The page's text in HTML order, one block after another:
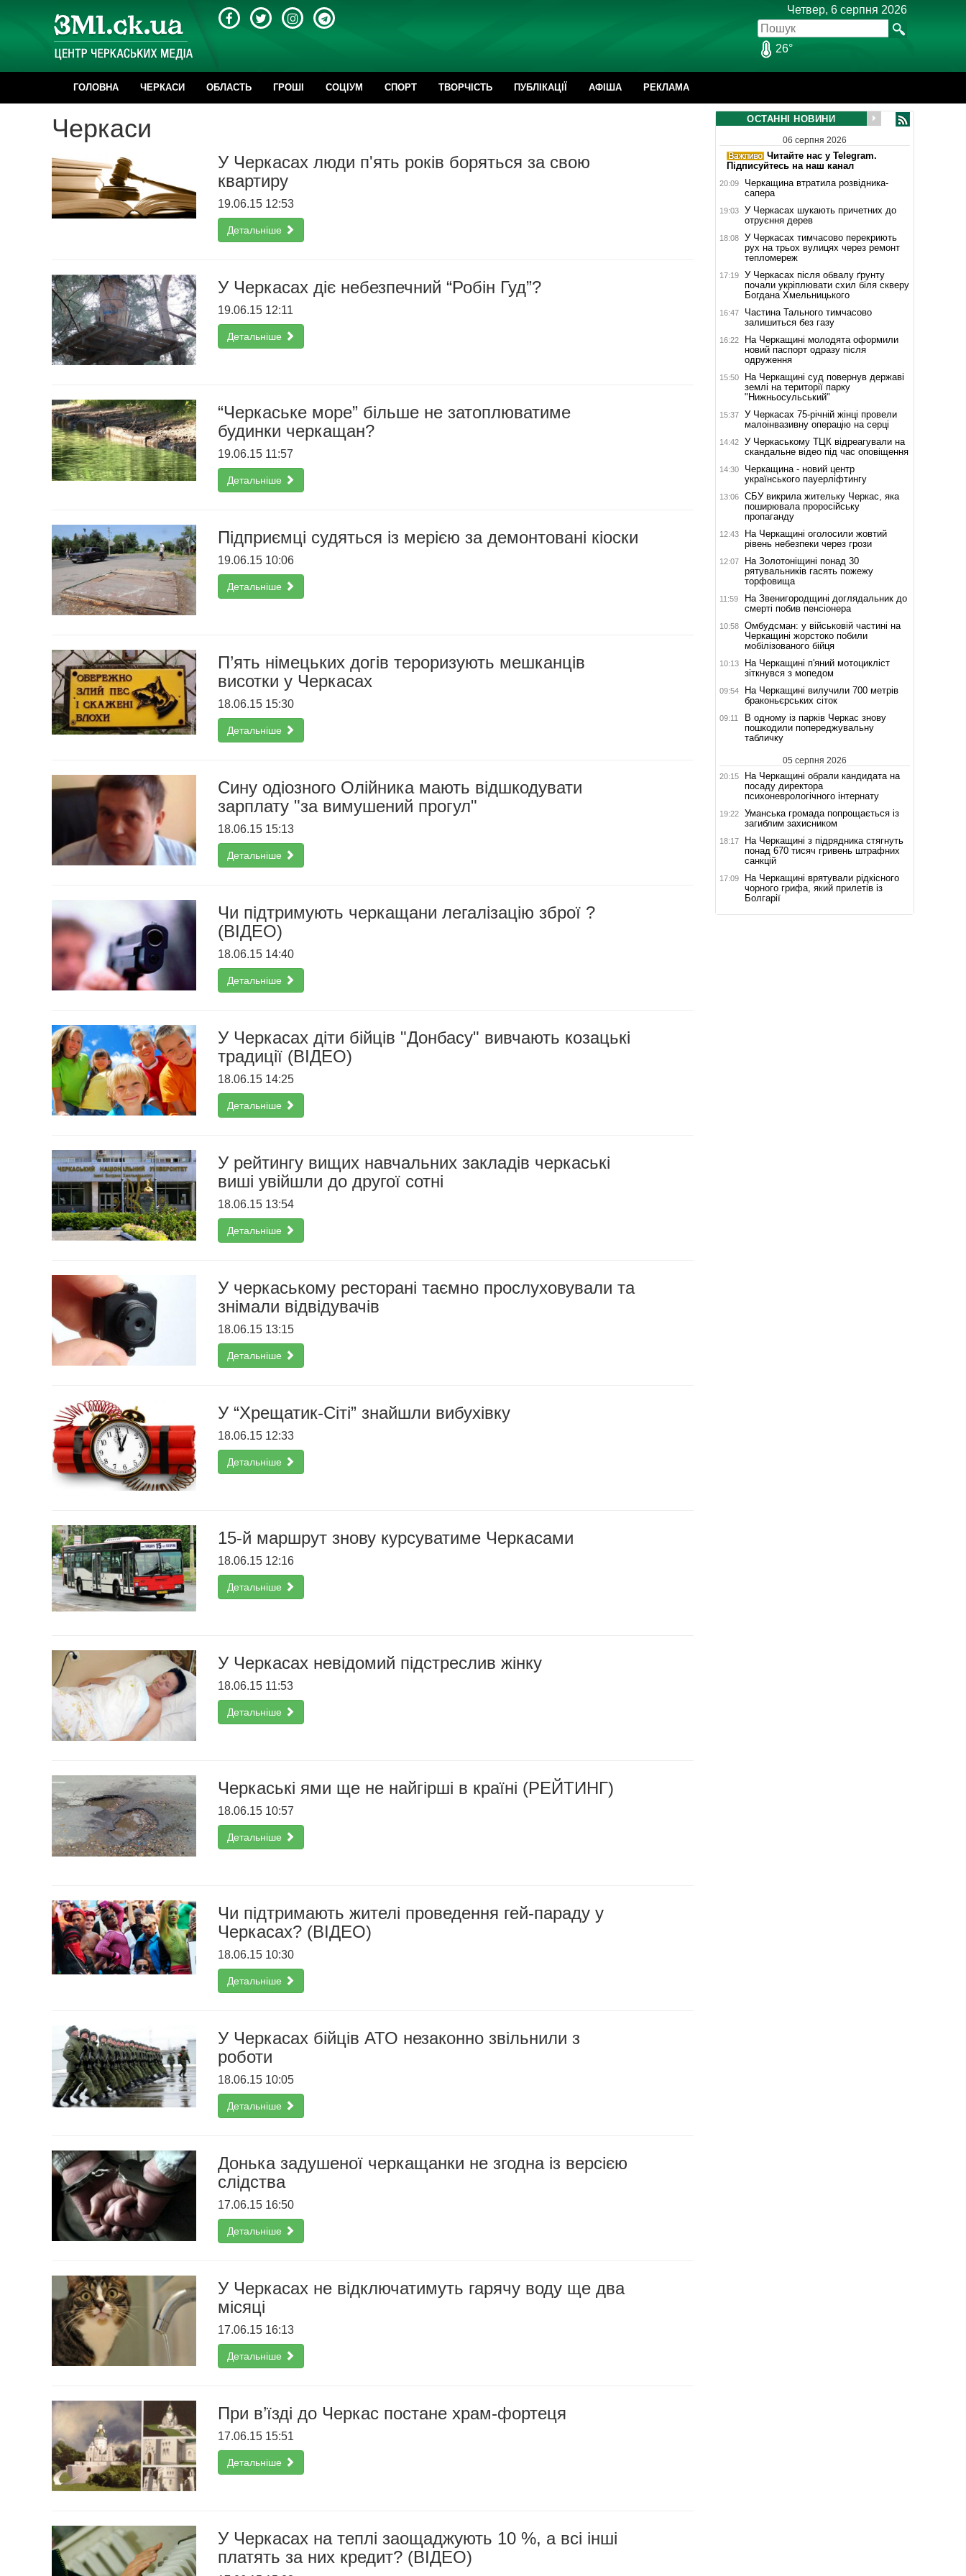
Четвер, 6 серпня 2026
26°
ГОЛОВНА ЧЕРКАСИ ОБЛАСТЬ ГРОШІ CОЦІУМ СПОРТ ТВОРЧІСТЬ ПУБЛІКАЦІЇ АФІША РЕКЛАМА
Черкаси
У Черкасах люди п'ять років боряться за свою
квартиру
19.06.15 12:53
Детальніше
У Черкасах діє небезпечний “Робін Гуд”?
19.06.15 12:11
Детальніше
“Черкаське море” більше не затоплюватиме
будинки черкащан?
19.06.15 11:57
Детальніше
Підприємці судяться із мерією за демонтовані кіоски
19.06.15 10:06
Детальніше
П’ять німецьких догів тероризують мешканців
висотки у Черкасах
18.06.15 15:30
Детальніше
Сину одіозного Олійника мають відшкодувати
зарплату "за вимушений прогул"
18.06.15 15:13
Детальніше
Чи підтримують черкащани легалізацію зброї ?
(ВІДЕО)
18.06.15 14:40
Детальніше
У Черкасах діти бійців "Донбасу" вивчають козацькі
традиції (ВІДЕО)
18.06.15 14:25
Детальніше
У рейтингу вищих навчальних закладів черкаські
виші увійшли до другої сотні
18.06.15 13:54
Детальніше
У черкаському ресторані таємно прослуховували та
знімали відвідувачів
18.06.15 13:15
Детальніше
У “Хрещатик-Сіті” знайшли вибухівку
18.06.15 12:33
Детальніше
15-й маршрут знову курсуватиме Черкасами
18.06.15 12:16
Детальніше
У Черкасах невідомий підстреслив жінку
18.06.15 11:53
Детальніше
Черкаські ями ще не найгірші в країні (РЕЙТИНГ)
18.06.15 10:57
Детальніше
Чи підтримають жителі проведення гей-параду у
Черкасах? (ВІДЕО)
18.06.15 10:30
Детальніше
У Черкасах бійців АТО незаконно звільнили з
роботи
18.06.15 10:05
Детальніше
Донька задушеної черкащанки не згодна із версією
слідства
17.06.15 16:50
Детальніше
У Черкасах не відключатимуть гарячу воду ще два
місяці
17.06.15 16:13
Детальніше
При в’їзді до Черкас постане храм-фортеця
17.06.15 15:51
Детальніше
У Черкасах на теплі заощаджують 10 %, а всі інші
платять за них кредит? (ВІДЕО)
ОСТАННІ НОВИНИ
06 серпня 2026
Читайте нас у Telegram.
Підписуйтесь на наш канал
20:09
Черкащина втратила розвідника-
сапера
19:03
У Черкасах шукають причетних до
отруєння дерев
18:08
У Черкасах тимчасово перекриють
рух на трьох вулицях через ремонт
тепломереж
17:19
У Черкасах після обвалу ґрунту
почали укріплювати схил біля скверу
Богдана Хмельницького
16:47
Частина Тального тимчасово
залишиться без газу
16:22
На Черкащині молодята оформили
новий паспорт одразу після
одруження
15:50
На Черкащині суд повернув державі
землі на території парку
"Нижньосульський"
15:37
У Черкасах 75-річній жінці провели
малоінвазивну операцію на серці
14:42
У Черкаському ТЦК відреагували на
скандальне відео під час оповіщення
14:30
Черкащина - новий центр
українського пауерліфтингу
13:06
СБУ викрила жительку Черкас, яка
поширювала проросійську
пропаганду
12:43
На Черкащині оголосили жовтий
рівень небезпеки через грози
12:07
На Золотоніщині понад 30
рятувальників гасять пожежу
торфовища
11:59
На Звенигородщині доглядальник до
смерті побив пенсіонера
10:58
Омбудсман: у військовій частині на
Черкащині жорстоко побили
мобілізованого бійця
10:13
На Черкащині п'яний мотоцикліст
зіткнувся з мопедом
09:54
На Черкащині вилучили 700 метрів
браконьєрських сіток
09:11
В одному із парків Черкас знову
пошкодили попереджувальну
табличку
05 серпня 2026
20:15
На Черкащині обрали кандидата на
посаду директора
психоневрологічного інтернату
19:22
Уманська громада попрощається із
загиблим захисником
18:17
На Черкащині з підрядника стягнуть
понад 670 тисяч гривень штрафних
санкцій
17:09
На Черкащині врятували рідкісного
чорного грифа, який прилетів із
Болгарії